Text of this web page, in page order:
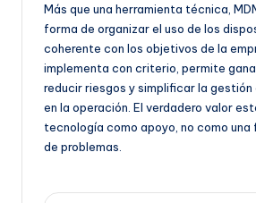
Más que una herramienta técnica,
forma de organizar el uso de los
coherente con los objetivos de la
implementa con criterio, permite
reducir riesgos y simplificar la
en la operación. El verdadero valor
tecnología como apoyo, no como
de problemas.